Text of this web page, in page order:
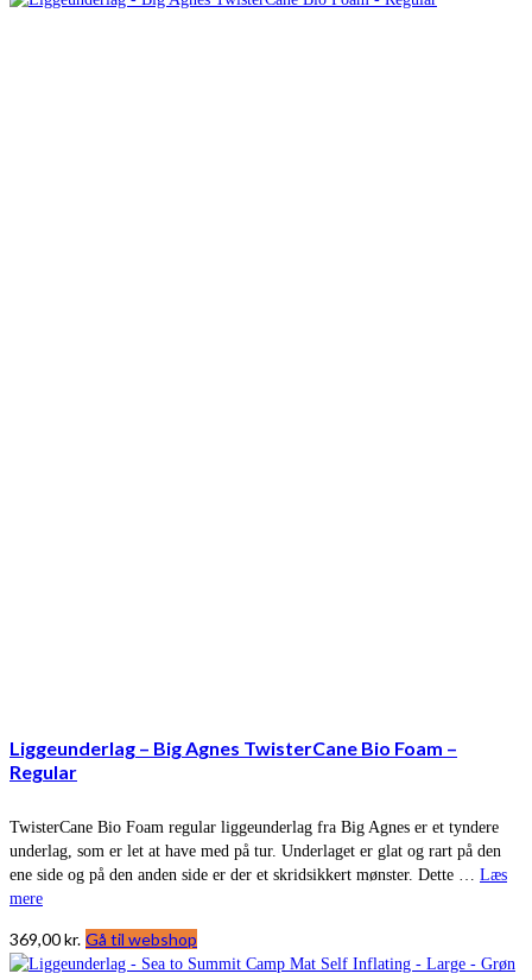
Liggeunderlag – Big Agnes TwisterCane Bio Foam –
Regular
TwisterCane Bio Foam regular liggeunderlag fra Big Agnes er et tyndere
underlag, som er let at have med på tur. Underlaget er glat og rart på den
ene side og på den anden side er der et skridsikkert mønster. Dette … Læs
mere
369,00kr. Gå til webshop